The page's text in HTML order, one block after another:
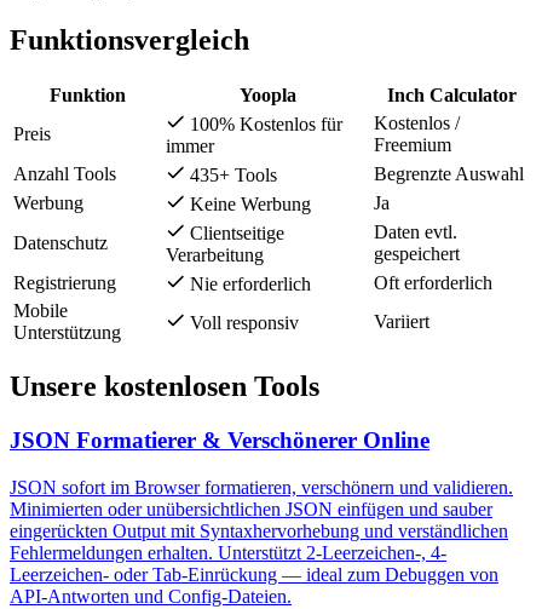
Funktionsvergleich
Funktion Yoopla
Inch Calculator
Preis
100% Kostenlos für
immer
Kostenlos /
Freemium
Anzahl Tools
435+ Tools
Begrenzte Auswahl
Werbung
Keine Werbung
Ja
Datenschutz
Clientseitige
Verarbeitung
Daten evtl.
gespeichert
Registrierung
Nie erforderlich
Oft erforderlich
Mobile
Unterstützung
Voll responsiv Variiert
Unsere kostenlosen Tools
JSON Formatierer & Verschönerer Online
JSON sofort im Browser formatieren, verschönern und validieren.
Minimierten oder unübersichtlichen JSON einfügen und sauber
eingerückten Output mit Syntaxhervorhebung und verständlichen
Fehlermeldungen erhalten. Unterstützt 2-Leerzeichen-, 4-
Leerzeichen- oder Tab-Einrückung — ideal zum Debuggen von
API-Antworten und Config-Dateien.